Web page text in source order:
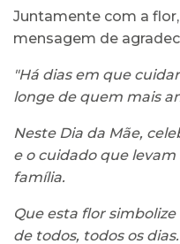
Juntamente com a
mensagem de
"Há dias em que
longe de quem mais
Neste Dia da Mãe,
e o cuidado que levam
família.
Que esta flor
de todos, todos os